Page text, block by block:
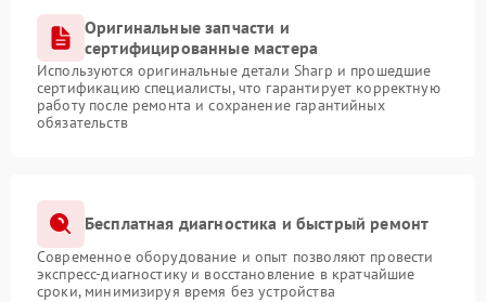
Оригинальные запчасти и
сертифицированные мастера
Используются оригинальные детали Sharp и прошедшие
сертификацию специалисты, что гарантирует корректную
работу после ремонта и сохранение гарантийных
обязательств
Бесплатная диагностика и быстрый ремонт
Современное оборудование и опыт позволяют провести
экспресс-диагностику и восстановление в кратчайшие
сроки, минимизируя время без устройства